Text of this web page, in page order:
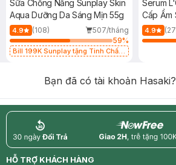
Sữa Chống Nắng Sunplay Skin
Aqua Dưỡng Da Sáng Mịn 55g
4.9 (108)
507/tháng
59%
Bill 199K Sunplay tặng Tinh Chất
Serum
Cấp Ẩm
4.9
Bạn đã có tài khoản Hasaki?
return nowfree
HỖ TRỢ KHÁCH HÀNG